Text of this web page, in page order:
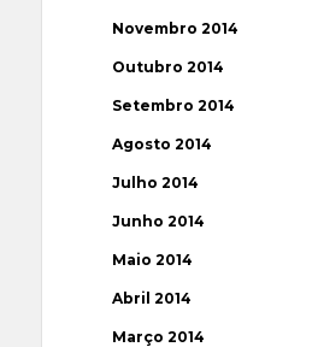
Novembro 2014
Outubro 2014
Setembro 2014
Agosto 2014
Julho 2014
Junho 2014
Maio 2014
Abril 2014
Março 2014